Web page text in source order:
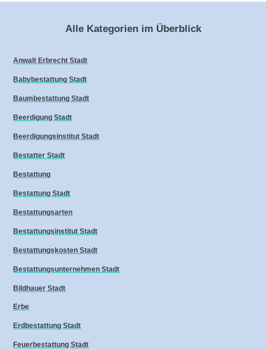
Alle Kategorien im Überblick
Anwalt Erbrecht Stadt
Babybestattung Stadt
Baumbestattung Stadt
Beerdigung Stadt
Beerdigungsinstitut Stadt
Bestatter Stadt
Bestattung
Bestattung Stadt
Bestattungsarten
Bestattungsinstitut Stadt
Bestattungskosten Stadt
Bestattungsunternehmen Stadt
Bildhauer Stadt
Erbe
Erdbestattung Stadt
Feuerbestattung Stadt